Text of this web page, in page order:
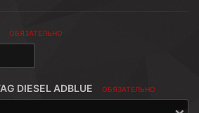
ОБЯЗАТЕЛЬНО
DIESEL ADBLUE ОБЯЗАТЕЛЬНО